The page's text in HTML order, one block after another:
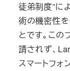
徒弟制度”に
術の機密性
とです。この
請されず、
スマートフ